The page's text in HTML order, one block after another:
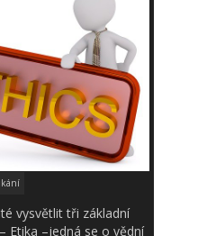
vysvětlit tři základní
Etika –jedná se o vědní